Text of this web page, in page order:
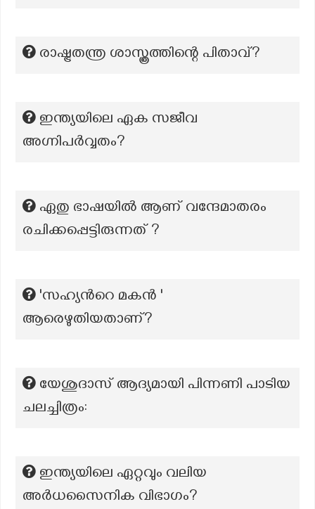
രാഷ്ട്രതന്ത്ര ശാസ്ത്രത്തിന്റെ പിതാവ്?
ഇന്ത്യയിലെ ഏക സജീവ
അഗ്നിപർവ്വതം?
ഏതു ഭാഷയിൽ ആണ് വന്ദേമാതരം
രചിക്കപ്പെട്ടിരുന്നത് ?
'സഹ്യന്‍റെ മകൻ '
ആരെഴുതിയതാണ്?
യേശുദാസ് ആദ്യമായി പിന്നണി പാടിയ
ചലച്ചിത്രം:
ഇന്ത്യയിലെ ഏറ്റവും വലിയ
അർധസൈനിക വിഭാഗം?